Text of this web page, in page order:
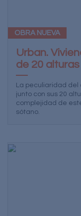
OBRA NUEVA
Urban.
de 20 alturas
La peculiaridad del
junto con sus 20
complejidad de
sótano.